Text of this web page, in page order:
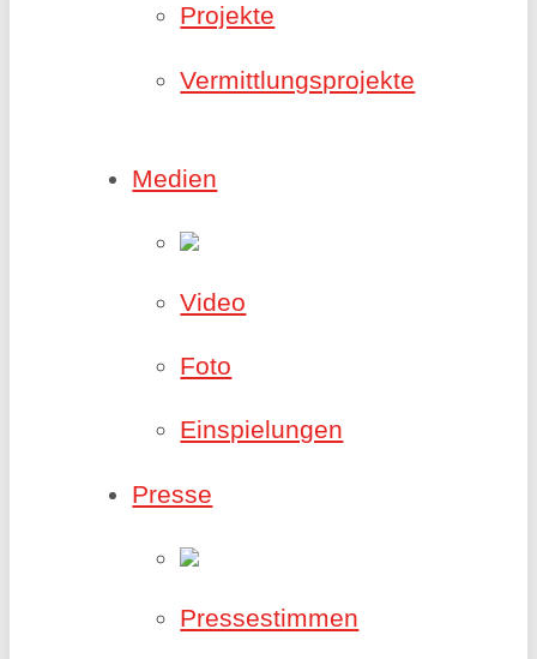
Projekte
Vermittlungsprojekte
Medien
Video
Foto
Einspielungen
Presse
Pressestimmen